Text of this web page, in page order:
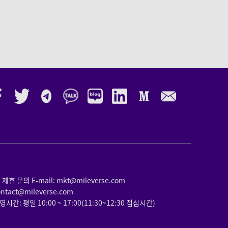
제휴 문의 E-mail: mkt@mileverse.com
시간: 평일 10:00 ~ 17:00(11:30~12:30 점심시간)